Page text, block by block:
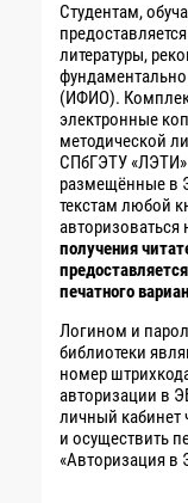
Студентам,
литературы,
(ИФИО).
электронные
методической
СПбГЭТУ
размещённые в
текстам любой
получения
печатного
Логином и
библиотеки
номер
авторизации в
личный кабинет
и осуществить
«Авторизация в